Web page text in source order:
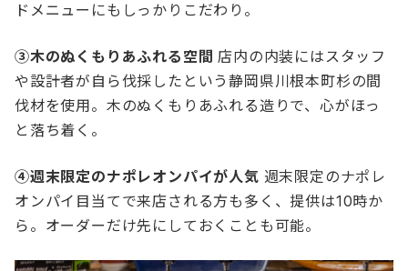
ドメニューにもしっかりこだわり。
③木のぬくもりあふれる空間 店内の内装にはスタッフ
や設計者が自ら伐採したという静岡県川根本町杉の間
伐材を使用。木のぬくもりあふれる造りで、心がほっ
と落ち着く。
④週末限定のナポレオンパイが人気 週末限定のナポレ
オンパイ目当てで来店される方も多く、提供は10時か
ら。オーダーだけ先にしておくことも可能。